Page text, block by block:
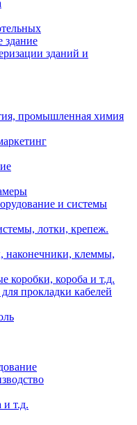
здание
зданий и
промышленная химия
и системы
лотки, крепеж.
наконечники, клеммы,
коробки, короба и т.д.
прокладки кабелей
и т.д.